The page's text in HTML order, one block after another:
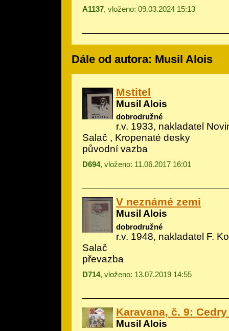
A1137, vloženo: 09.03.2024 15:13
Dále od autora: Musil Alois
Mstitel
Musil Alois
dobrodružné
r.v. 1933, nakladatel
Salač , Kropenaté desky
původní vazba
D694, vloženo: 11.06.2017 16:01
V neznámé zemi
Musil Alois
dobrodružné
r.v. 1948, nakladatel F.
Salač
převazba
D714, vloženo: 13.07.2019 14:55
Karavana, č. 9:
Musil Alois